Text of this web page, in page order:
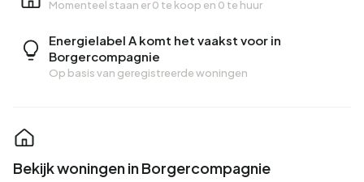
Momenteel staan er0 te koop en 0 te huur
Energielabel A komt het vaakst voor in
Borgercompagnie
Op basis van geregistreerde woningen
Bekijk woningen in Borgercompagnie